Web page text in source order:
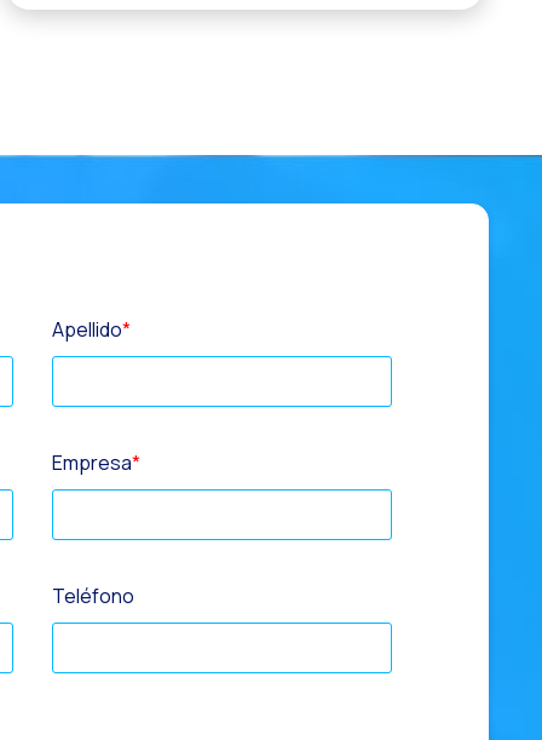
con Reach & Engage
Apellido*
Empresa*
Teléfono